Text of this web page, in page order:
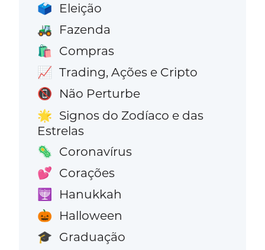
🗳️ Eleição
🚜 Fazenda
🛍️ Compras
📈 Trading, Ações e Cripto
📵 Não Perturbe
🌟 Signos do Zodíaco e das
Estrelas
🦠 Coronavírus
💕 Corações
🕎 Hanukkah
🎃 Halloween
🎓 Graduação